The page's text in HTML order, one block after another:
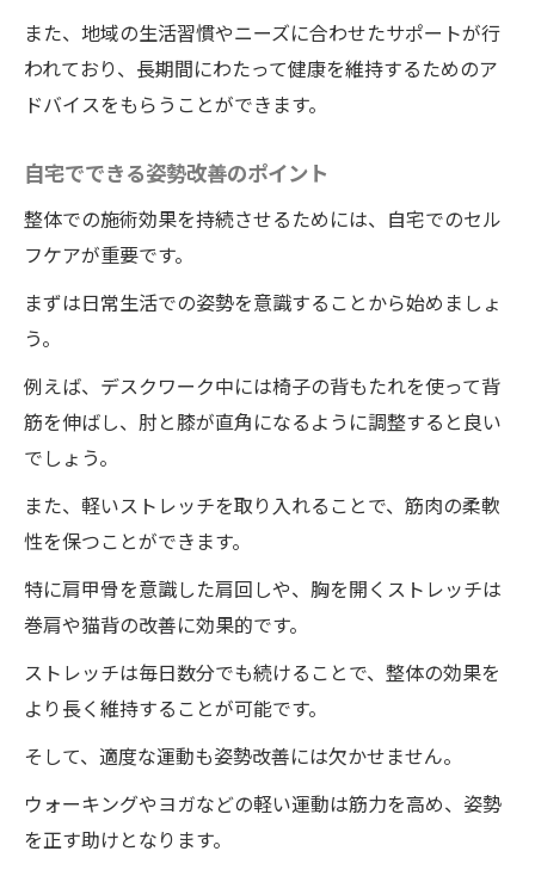
整体院ワイルドボディがもたらす姿勢の変化を
体験しよう
整体で体感する姿勢改善のプロセス
姿勢が変わることで得られる生活の質向上
継続的な整体施術がもたらす長期的な効果
整体体験を最大限に活かすためのアドバイ
徳島県の整体院ワイルドボディの施術で姿勢改
善が人気の理由を探る
力
地域で評判の整体師たちの紹介
整体院ワイルドボディの人気の背景にある
姿勢改善ニーズ
他の健康法と比較しての整体の利点
整体院ワイルドボディによる生活環境の改
善効果
れるのか
また、地域の生活習慣やニーズに合わせたサポートが行
われており、長期間にわたって健康を維持するためのア
ドバイスをもらうことができます。
自宅でできる姿勢改善のポイント
整体での施術効果を持続させるためには、自宅でのセル
フケアが重要です。
まずは日常生活での姿勢を意識することから始めましょ
う。
例えば、デスクワーク中には椅子の背もたれを使って背
筋を伸ばし、肘と膝が直角になるように調整すると良い
でしょう。
また、軽いストレッチを取り入れることで、筋肉の柔軟
性を保つことができます。
特に肩甲骨を意識した肩回しや、胸を開くストレッチは
巻肩や猫背の改善に効果的です。
ストレッチは毎日数分でも続けることで、整体の効果を
より長く維持することが可能です。
そして、適度な運動も姿勢改善には欠かせません。
ウォーキングやヨガなどの軽い運動は筋力を高め、姿勢
を正す助けとなります。